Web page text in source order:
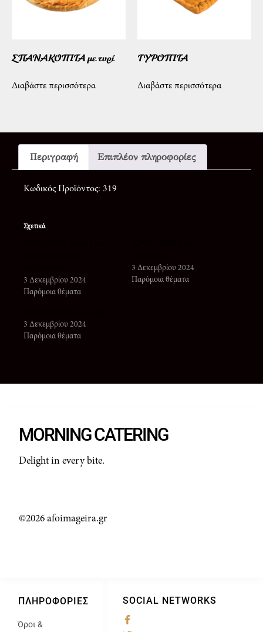
ΣΠΑΝΑΚΟΠΙΤΑ με τυρί
Διαβάστε περισσότερα
ΤΥΡΟΠΙΤΑ
Διαβάστε περισσότερα
Περιγραφή Επιπλέον πληροφορίες
Κωδικός Προϊόντος: 319
Σχετικά
3 Δεκεμβρίου 2024
Παρόμοια θέματα
3 Δεκεμβρίου 2024
Παρόμοια θέματα
3 Δεκεμβρίου 2024
Παρόμοια θέματα
SOCIAL NETWORKS
ΠΛΗΡΟΦΟΡΊΕΣ
Όροι &
MORNING CATERING
Delight in every bite.
©2026 afoimageira.gr